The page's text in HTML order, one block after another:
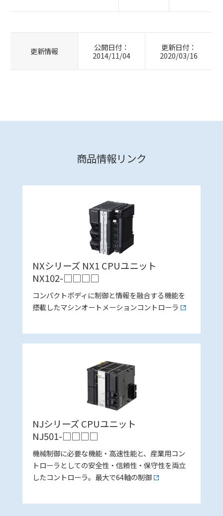
更新情報
公開日付：
2014/11/04
更新日付：
2020/03/16
商品情報リンク
NXシリーズ NX1 CPUユニット
NX102-□□□□
コンパクトボディに制御と情報を融合する機能を
搭載したマシンオートメーションコントローラ
NJシリーズ CPUユニット
NJ501-□□□□
機械制御に必要な機能・高速性能と、産業用コン
トローラとしての安全性・信頼性・保守性を両立
したコントローラ。最大で64軸の制御